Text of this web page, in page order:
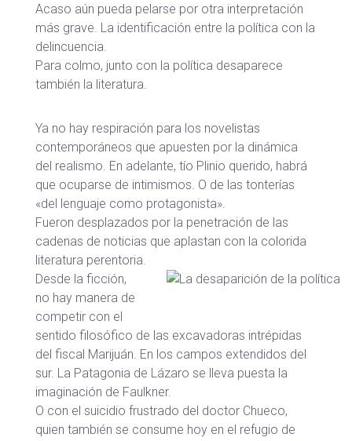
Acaso aún pueda pelarse por otra interpretación
más grave. La identificación entre la política con la
delincuencia.
Para colmo, junto con la política desaparece
también la literatura.
Ya no hay respiración para los novelistas
contemporáneos que apuesten por la dinámica
del realismo. En adelante, tío Plinio querido, habrá
que ocuparse de intimismos. O de las tonterías
«del lenguaje como protagonista».
Fueron desplazados por la penetración de las
cadenas de noticias que aplastan con la colorida
literatura perentoria.
Desde la ficción,
no hay manera de
competir con el
sentido filosófico de las excavadoras intrépidas
del fiscal Marijuán. En los campos extendidos del
sur. La Patagonia de Lázaro se lleva puesta la
imaginación de Faulkner.
O con el suicidio frustrado del doctor Chueco,
quien también se consume hoy en el refugio de